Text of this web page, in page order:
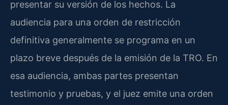
presentar su versión de los hechos. La
audiencia para una orden de restricción
definitiva generalmente se programa en un
plazo breve después de la emisión de la TRO. En
esa audiencia, ambas partes presentan
testimonio y pruebas, y el juez emite una orden